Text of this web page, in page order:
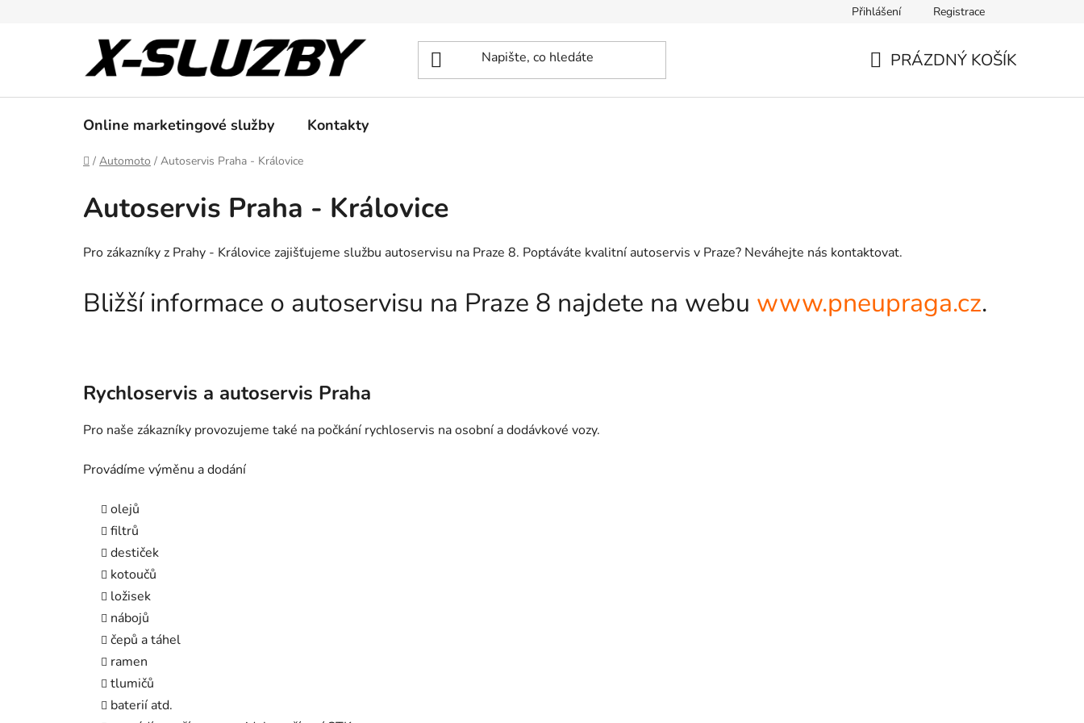
Přihlášení Registrace
PRÁZDNÝ KOŠÍK
Online marketingové služby Kontakty
Domů
/ Automoto / Autoservis Praha - Královice
Autoservis Praha - Královice
Pro zákazníky z Prahy - Královice zajišťujeme službu autoservisu na Praze 8. Poptáváte kvalitní autoservis v Praze? Neváhejte nás kontaktovat.
Bližší informace o autoservisu na Praze 8 najdete na webu www.pneupraga.cz.
Rychloservis a autoservis Praha
Pro naše zákazníky provozujeme také na počkání rychloservis na osobní a dodávkové vozy.
Provádíme výměnu a dodání
olejů
filtrů
destiček
kotoučů
ložisek
nábojů
čepů a táhel
ramen
tlumičů
baterií atd.